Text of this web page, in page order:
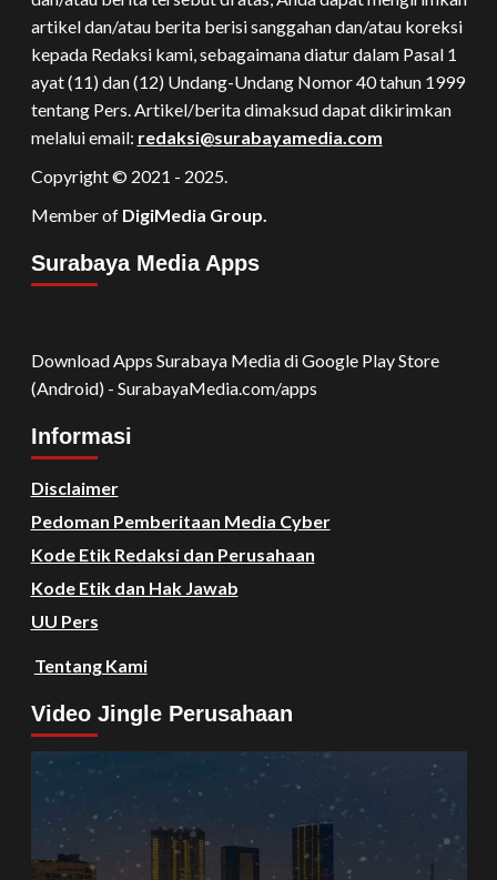
artikel dan/atau berita berisi sanggahan dan/atau koreksi
kepada Redaksi kami, sebagaimana diatur dalam Pasal 1
ayat (11) dan (12) Undang-Undang Nomor 40 tahun 1999
tentang Pers. Artikel/berita dimaksud dapat dikirimkan
melalui email: redaksi@surabayamedia.com
Copyright © 2021 - 2025.
Member of DigiMedia Group.
Surabaya Media Apps
Download Apps Surabaya Media di Google Play Store
(Android) - SurabayaMedia.com/apps
Informasi
Disclaimer
Pedoman Pemberitaan Media Cyber
Kode Etik Redaksi dan Perusahaan
Kode Etik dan Hak Jawab
UU Pers
Tentang Kami
Video Jingle Perusahaan
Video
Player